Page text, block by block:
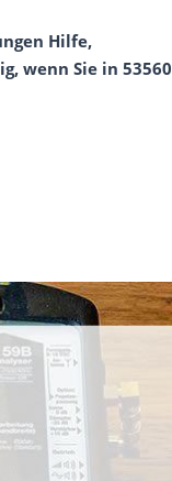
Hilfe,
wenn Sie in 53560